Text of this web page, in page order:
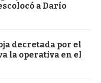
a Darío
decretada por el
la operativa en el